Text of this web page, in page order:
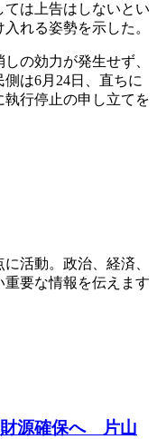
は上告はしないとい
れる姿勢を示した。
の効力が発生せず、
は6月24日、直ちに
行停止の申し立てを
活動。政治、経済、
要な情報を伝えます
源確保へ 片山